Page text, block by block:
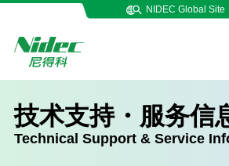
NIDEC Global Site
技术支持・服务信
Technical Support & Service